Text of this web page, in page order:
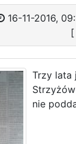
16-11-2016,
[
Trzy lata
nie